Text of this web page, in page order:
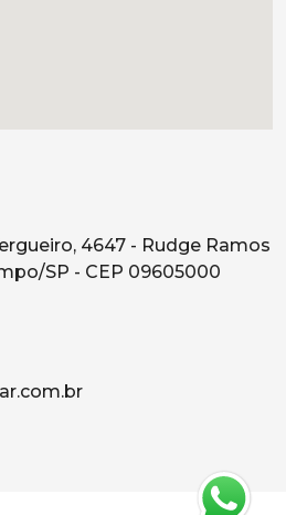
4647 - Rudge Ramos
SP - CEP 09605000